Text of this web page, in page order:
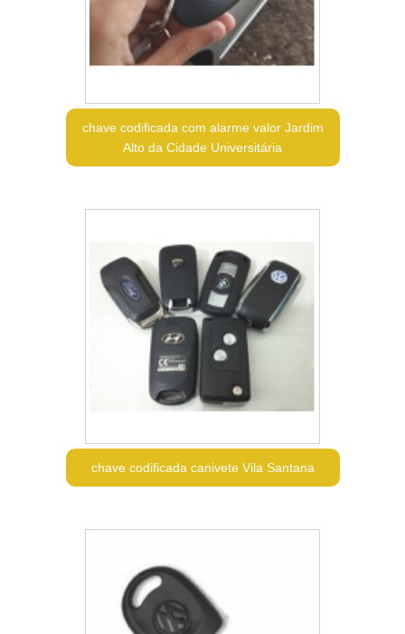
chave codificada com alarme valor Jardim
Alto da Cidade Universitária
chave codificada canivete Vila Santana